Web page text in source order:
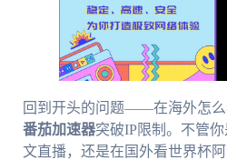
回到开头的问题——在海外怎么
番茄加速器突破IP限制。不管
文直播，还是在国外看世界杯